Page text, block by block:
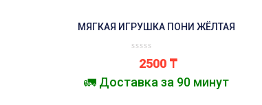
МЯГКАЯ ИГРУШКА ПОНИ ЖЁЛТАЯ
2500 ₸
🚛 Доставка за 90 минут